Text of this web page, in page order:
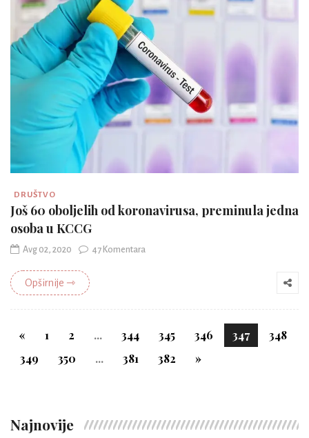
DRUŠTVO
Još 60 oboljelih od koronavirusa, preminula jedna
osoba u KCCG
Avg 02, 2020 47 Komentara
Opširnije ⇾
« 1 2 ... 344 345 346 347
348
349
350 ... 381 382 »
Najnovije